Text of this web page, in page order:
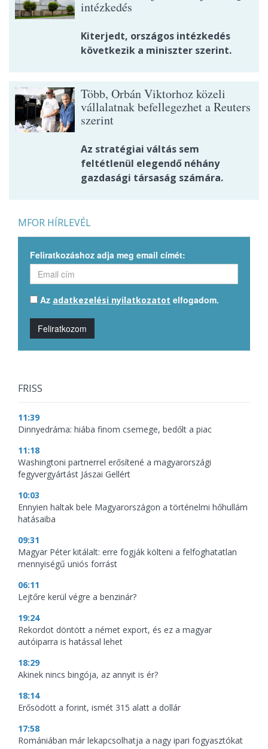
intézkedés
Kiterjedt, országos intézkedés
következik a miniszter szerint.
Több, Orbán Viktorhoz közeli
vállalatnak befellegezhet a Reuters
szerint
Az stratégiai váltás sem
feltétlenül elegendő néhány
gazdasági társaság számára.
MFOR HÍRLEVÉL
Feliratkozáshoz adja meg email címét:
Az adatkezelési nyilatkozatot elfogadom.
Feliratkozom
FRISS
11:39
Dinnyedráma: hiába finom csemege, bedőlt a piac
11:18
Washingtoni partnerrel erősítené a magyarországi
fegyvergyártást Jászai Gellért
10:03
Ennyien haltak bele Magyarországon a történelmi hőhullám
hatásaiba
09:31
Magyar Péter kitálalt: erre fogják költeni a felfoghatatlan
mennyiségű uniós forrást
06:11
Lejtőre kerül végre a benzinár?
19:24
Rekordot döntött a német export, és ez a magyar
autóiparra is hatással lehet
18:29
Akinek nincs bingója, az annyit is ér?
18:14
Erősödött a forint, ismét 315 alatt a dollár
17:58
Romániában már lekapcsolhatja a nagy ipari fogyasztókat